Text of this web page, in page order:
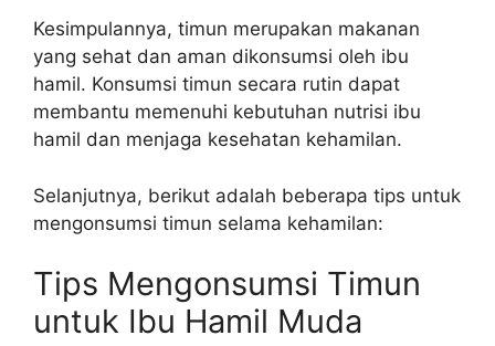
Kesimpulannya, timun merupakan makanan
yang sehat dan aman dikonsumsi oleh ibu
hamil. Konsumsi timun secara rutin dapat
membantu memenuhi kebutuhan nutrisi ibu
hamil dan menjaga kesehatan kehamilan.
Selanjutnya, berikut adalah beberapa tips untuk
mengonsumsi timun selama kehamilan:
Tips Mengonsumsi Timun
untuk Ibu Hamil Muda